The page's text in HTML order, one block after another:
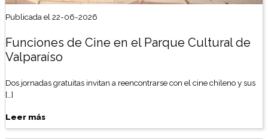
Publicada el 22-06-2026
Funciones de Cine en el Parque Cultural de
Valparaíso
Dos jornadas gratuitas invitan a reencontrarse con el cine chileno y sus
[…]
Leer más